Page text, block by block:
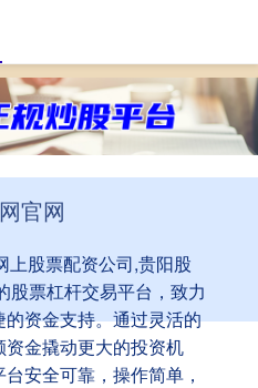
官网
上股票配资公司,贵阳股
股票杠杆交易平台，致力
资金支持。通过灵活的
金撬动更大的投资机
安全可靠，操作简单，